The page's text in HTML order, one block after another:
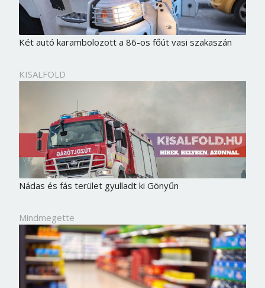
Két autó karambolozott a 86-os főút vasi szakaszán
KISALFOLD
Nádas és fás terület gyulladt ki Gönyűn
Mindmegette